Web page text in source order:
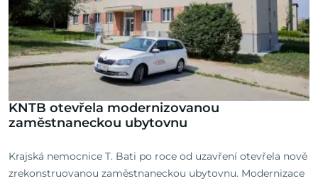
KNTB otevřela modernizovanou
zaměstnaneckou ubytovnu
Krajská nemocnice T. Bati po roce od uzavření otevřela nově
zrekonstruovanou zaměstnaneckou ubytovnu. Modernizace